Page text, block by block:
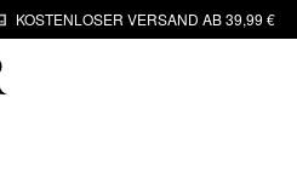
KOSTENLOSER VERSAND AB 39,99 €